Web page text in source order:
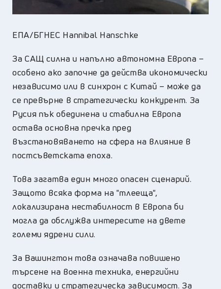
ЕПА/БГНЕС Hannibal Hanschke
За САЩ силна и напълно автономна Европа –
особено ако започне да действа икономически
независимо или в синхрон с Китай – може да
се превърне в стратегически конкурент. За
Русия пък обединена и стабилна Европа
остава основна пречка пред
възстановяването на сфера на влияние в
постсъветската епоха.
Това загатва един много опасен сценарий.
Защото всяка форма на "тлееща",
локализирана нестабилност в Европа би
могла да обслужва интересите на двете
големи ядрени сили.
За Вашингтон това означава повишено
търсене на военна техника, енергийни
доставки и стратегическа зависимост. За